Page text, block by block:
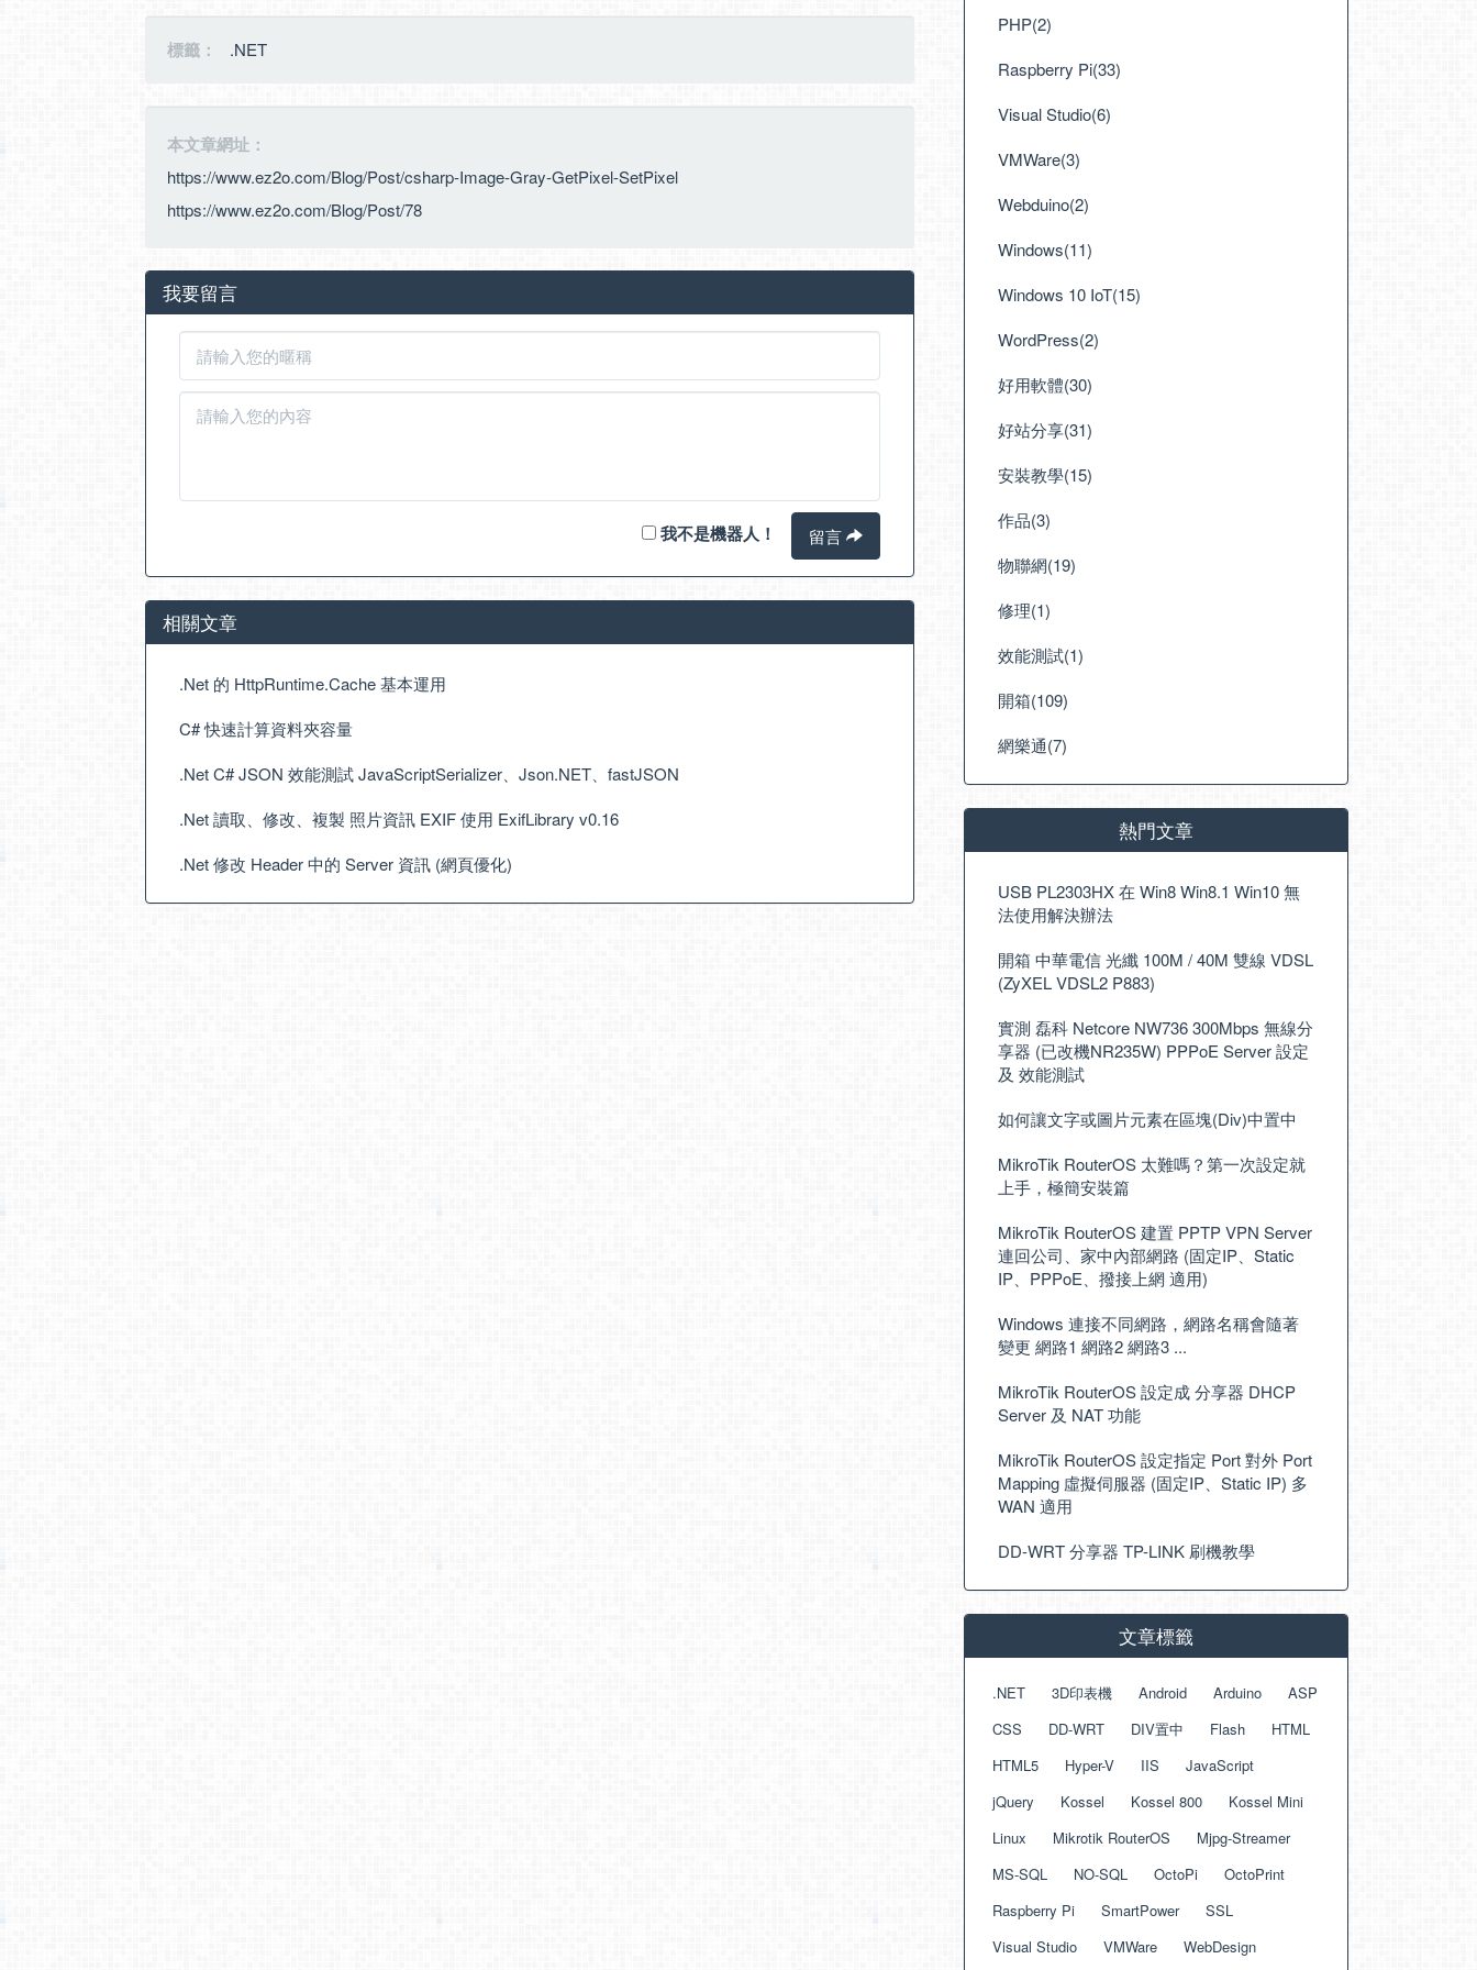
標籤： .NET
本文章網址：
https://www.ez2o.com/Blog/Post/csharp-Image-Gray-GetPixel-SetPixel
https://www.ez2o.com/Blog/Post/78
我要留言
我不是機器人！ 留言
相關文章
.Net 的 HttpRuntime.Cache 基本運用
C# 快速計算資料夾容量
.Net C# JSON 效能測試 JavaScriptSerializer、Json.NET、fastJSON
.Net 讀取、修改、複製 照片資訊 EXIF 使用 ExifLibrary v0.16
.Net 修改 Header 中的 Server 資訊 (網頁優化)
PHP(2)
Raspberry Pi(33)
Visual Studio(6)
VMWare(3)
Webduino(2)
Windows(11)
Windows 10 IoT(15)
WordPress(2)
好用軟體(30)
好站分享(31)
安裝教學(15)
作品(3)
物聯網(19)
修理(1)
效能測試(1)
開箱(109)
網樂通(7)
熱門文章
USB PL2303HX 在 Win8 Win8.1 Win10 無
法使用解決辦法
開箱 中華電信 光纖 100M / 40M 雙線 VDSL
(ZyXEL VDSL2 P883)
實測 磊科 Netcore NW736 300Mbps 無線分
享器 (已改機NR235W) PPPoE Server 設定
及 效能測試
如何讓文字或圖片元素在區塊(Div)中置中
MikroTik RouterOS 太難嗎？第一次設定就
上手，極簡安裝篇
MikroTik RouterOS 建置 PPTP VPN Server
連回公司、家中內部網路 (固定IP、Static
IP、PPPoE、撥接上網 適用)
Windows 連接不同網路，網路名稱會隨著
變更 網路1 網路2 網路3 ...
MikroTik RouterOS 設定成 分享器 DHCP
Server 及 NAT 功能
MikroTik RouterOS 設定指定 Port 對外 Port
Mapping 虛擬伺服器 (固定IP、Static IP) 多
WAN 適用
DD-WRT 分享器 TP-LINK 刷機教學
文章標籤
.NET 3D印表機 Android Arduino
ASP
CSS
DD-WRT DIV置中 Flash
HTML
HTML5
Hyper-V IIS
JavaScript
jQuery
Kossel Kossel 800
Kossel Mini
Linux
Mikrotik RouterOS
Mjpg-Streamer
MS-SQL
NO-SQL OctoPi
OctoPrint
Raspberry Pi
SmartPower
SSL
Visual Studio
VMWare WebDesign